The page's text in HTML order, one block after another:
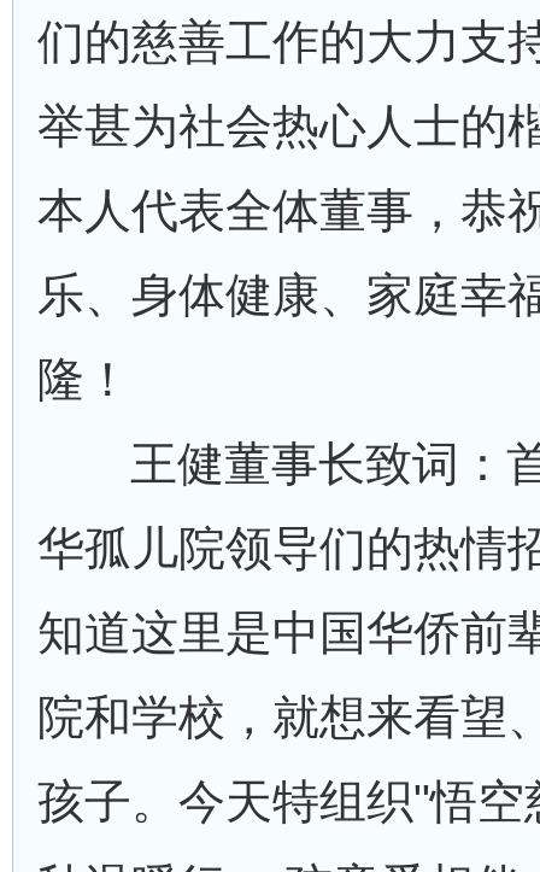
们的慈善工作的大力支
举甚为社会热心人士的
本人代表全体董事，恭
乐、身体健康、家庭幸
隆！
王健董事长致词：
华孤儿院领导们的热情
知道这里是中国华侨前
院和学校，就想来看望
孩子。今天特组织"悟空